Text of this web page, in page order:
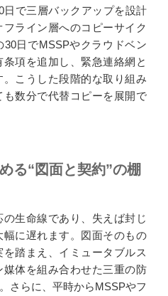
で三層バックアップを設計
ライン層へのコピーサイク
日でMSSPやクラウドベン
項を追加し、緊急連絡網と
こうした段階的な取り組み
数分で代替コピーを展開で
る“図面と契約”の棚
生命線であり、失えば封じ
に遅れます。図面そのもの
踏まえ、イミュータブルス
媒体を組み合わせた三重の防
さらに、平時からMSSPやフ